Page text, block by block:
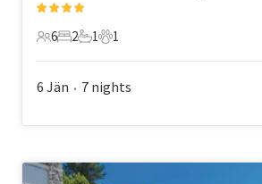
6 Gäste
6
2 Schlafzimmer
2
1 Badezimmer
1
1 Haustier
1
6 Jän • 7 nights